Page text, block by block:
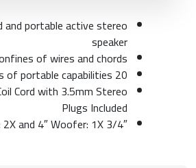
and portable active stereo
speaker
of wires and chords
20 hours of portable capabilities
Cord with 3.5mm Stereo
Plugs Included
3/4″ Dome Tweeters: 2X and 4″ Woofer: 1X